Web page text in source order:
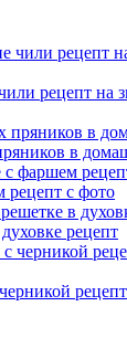
рецепт на
в
рецепт с фото
рецепт